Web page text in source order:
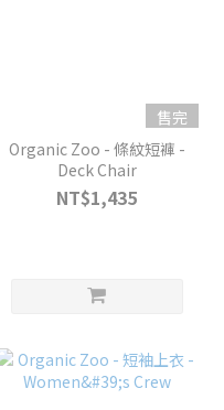
售完
Organic Zoo - 條紋短褲 -
Deck Chair
NT$1,435